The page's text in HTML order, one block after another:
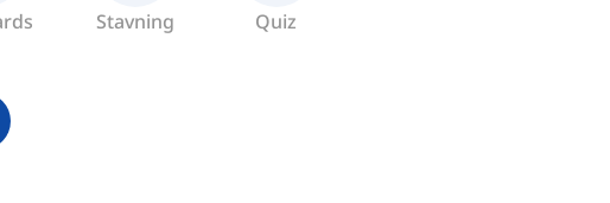
Stavning Quiz